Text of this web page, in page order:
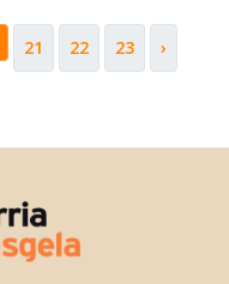
21 22 23 ›